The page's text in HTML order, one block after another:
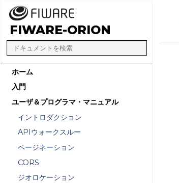
FIWARE-ORION
ホーム
入門
ユーザ＆プログラマ・マニュアル
イントロダクション
APIウォークスルー
ページネーション
CORS
ジオロケーション